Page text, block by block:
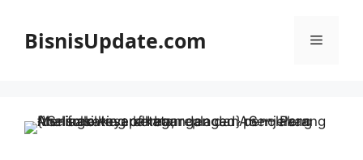
BisnisUpdate.com Menu